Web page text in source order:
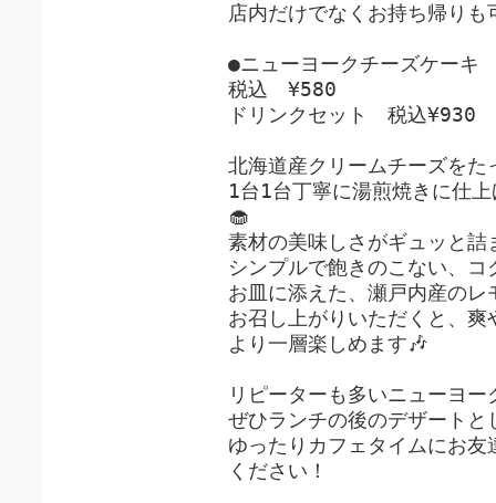
店内だけでなくお持ち帰りも
●ニューヨークチーズケーキ
税込 ¥580
ドリンクセット 税込¥930
北海道産クリームチーズをた
1台1台丁寧に湯煎焼きに仕
🧁
素材の美味しさがギュッと詰
シンプルで飽きのこない、コ
お皿に添えた、瀬戸内産の
お召し上がりいただくと、
より一層楽しめます🎶
リピーターも多いニューヨー
ぜひランチの後のデザートと
ゆったりカフェタイムにお
ください！